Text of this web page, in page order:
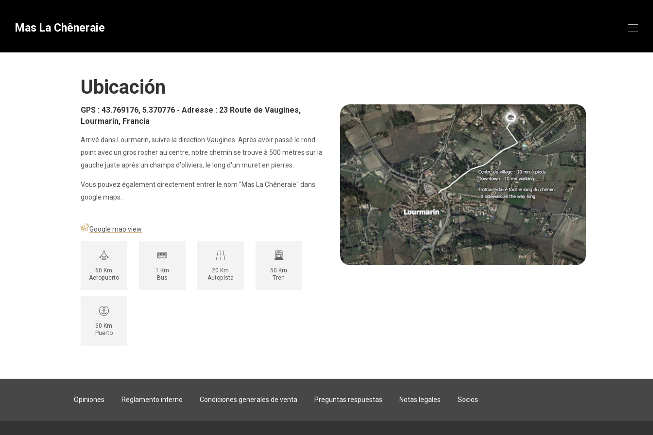
Mas La Chêneraie
Disponibilidad
Para descubrir ▾
Estancias temáticas
Contacto
Información útil ▾
Llegada
Ubicación
GPS : 43.769176, 5.370776 - Adresse : 23 Route de Vaugines,
Lourmarin, Francia
Google map view
Arrivé dans Lourmarin, suivre la direction Vaugines. Après avoir passé le rond
point avec un gros rocher au centre, notre chemin se trouve à 500 mètres sur la
gauche juste après un champs d'oliviers, le long d'un muret en pierres.
Vous pouvez également directement entrer le nom "Mas La Chêneraie" dans
google maps.
60 Km
Aeropuerto
1 Km
Bus
20 Km
Autopista
50 Km
Tren
60 Km
Puerto
Opiniones Reglamento interno Condiciones generales de venta Preguntas respuestas Notas legales Socios